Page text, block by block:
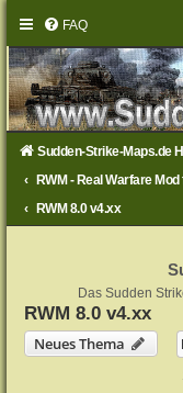
FAQ
Sudden-Strike-Maps.de
RWM - Real Warfare
RWM 8.0 v4.xx
Das Sudden
RWM 8.0 v4.xx
Neues Thema